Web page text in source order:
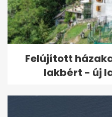
Felújított
lakbért - új